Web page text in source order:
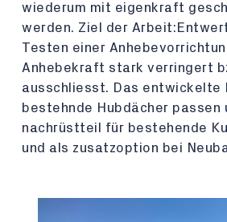
wiederum mit eigenkraft
werden. Ziel der
Testen einer
Anhebekraft stark verringert
ausschliesst. Das entwickelte
bestehnde Hubdächer passen
nachrüstteil für bestehende
und als zusatzoption bei